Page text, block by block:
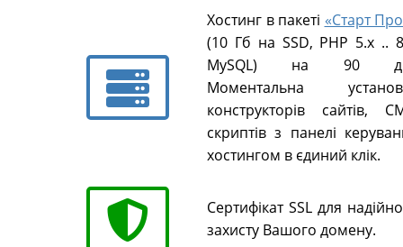
Хостинг в пакеті «Старт
(10 Гб на SSD, PHP 5.х ..
MySQL) на 90
Моментальна
конструкторів сайтів,
скриптів з панелі
хостингом в єдиний клік.
Сертифікат SSL для
захисту Вашого домену.